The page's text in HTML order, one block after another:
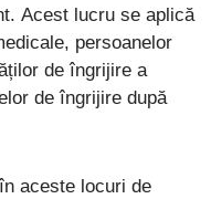
Acest lucru se aplică
persoanelor
de îngrijire a
de îngrijire după
aceste locuri de